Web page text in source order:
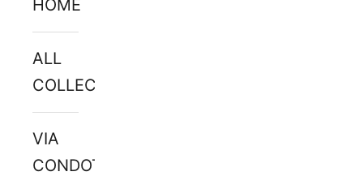
HOME
ALL
COLLECTIONS
VIA
CONDOTTI